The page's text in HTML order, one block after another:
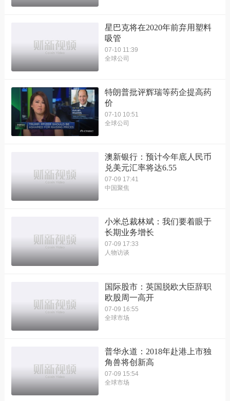
星巴克将在2020年前弃用塑料
吸管
07-10 11:39
全球公司
特朗普批评辉瑞等药企提高药
价
07-10 10:51
全球公司
澳新银行：预计今年底人民币
兑美元汇率将达6.55
07-09 17:41
中国聚焦
小米总裁林斌：我们要着眼于
长期业务增长
07-09 17:33
人物访谈
国际股市：英国脱欧大臣辞职
欧股周一高开
07-09 16:55
全球市场
普华永道：2018年赴港上市独
角兽将创新高
07-09 15:54
全球市场